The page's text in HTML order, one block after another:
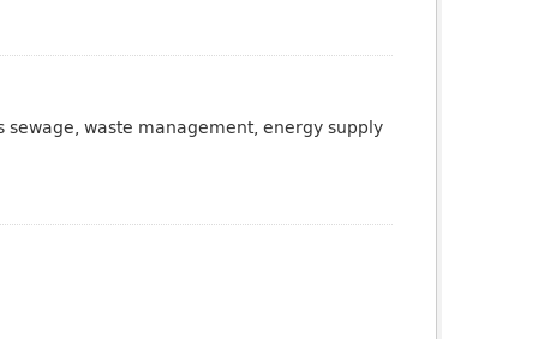
waste management, energy supply